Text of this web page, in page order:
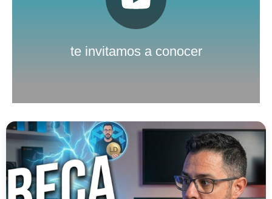
te invitamos a conocer
Pulsa aquí